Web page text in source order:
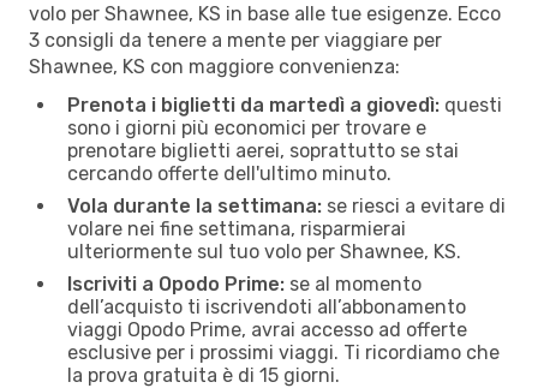
volo per Shawnee, KS in base alle tue esigenze. Ecco
3 consigli da tenere a mente per viaggiare per
Shawnee, KS con maggiore convenienza:
Prenota i biglietti da martedì a giovedì: questi
sono i giorni più economici per trovare e
prenotare biglietti aerei, soprattutto se stai
cercando offerte dell'ultimo minuto.
Vola durante la settimana: se riesci a evitare di
volare nei fine settimana, risparmierai
ulteriormente sul tuo volo per Shawnee, KS.
Iscriviti a Opodo Prime: se al momento
dell’acquisto ti iscrivendoti all’abbonamento
viaggi Opodo Prime, avrai accesso ad offerte
esclusive per i prossimi viaggi. Ti ricordiamo che
la prova gratuita è di 15 giorni.